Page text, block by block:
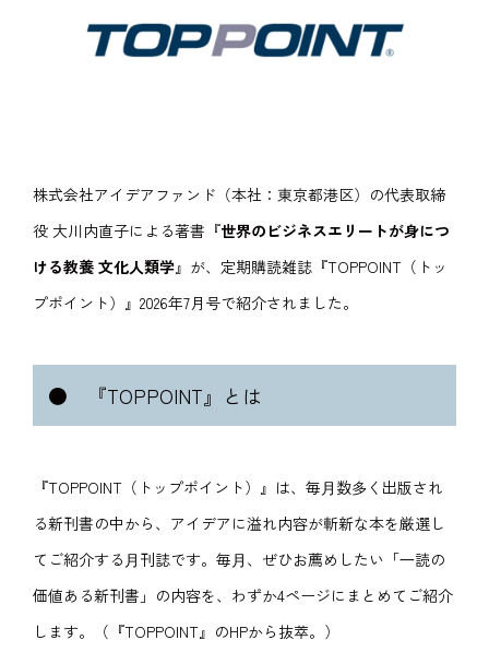
株式会社アイデアファンド（本社：東京都港区）の代表取締
役 大川内直子による著書『世界のビジネスエリートが身につ
ける教養 文化人類学』が、定期購読雑誌『TOPPOINT（トッ
プポイント）』 2026年7月号で紹介されました。
● 『TOPPOINT』とは
『TOPPOINT（トップポイント）』は、毎⽉数多く出版され
る新刊書の中から、アイデアに溢れ内容が斬新な本を厳選し
てご紹介する⽉刊誌です。毎⽉、ぜひお薦めしたい「⼀読の
価値ある新刊書」の内容を、わずか4ページにまとめてご紹介
します。（『TOPPOINT』のHPから抜萃。）